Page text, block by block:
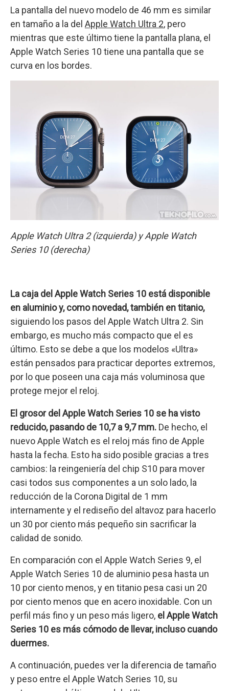
La pantalla del nuevo modelo de 46 mm es similar
en tamaño a la del Apple Watch Ultra 2, pero
mientras que este último tiene la pantalla plana, el
Apple Watch Series 10 tiene una pantalla que se
curva en los bordes.
Apple Watch Ultra 2 (izquierda) y Apple Watch
Series 10 (derecha)
La caja del Apple Watch Series 10 está disponible
en aluminio y, como novedad, también en titanio,
siguiendo los pasos del Apple Watch Ultra 2. Sin
embargo, es mucho más compacto que el es
último. Esto se debe a que los modelos «Ultra»
están pensados para practicar deportes extremos,
por lo que poseen una caja más voluminosa que
protege mejor el reloj.
El grosor del Apple Watch Series 10 se ha visto
reducido, pasando de 10,7 a 9,7 mm. De hecho, el
nuevo Apple Watch es el reloj más fino de Apple
hasta la fecha. Esto ha sido posible gracias a tres
cambios: la reingeniería del chip S10 para mover
casi todos sus componentes a un solo lado, la
reducción de la Corona Digital de 1 mm
internamente y el rediseño del altavoz para hacerlo
un 30 por ciento más pequeño sin sacrificar la
calidad de sonido.
En comparación con el Apple Watch Series 9, el
Apple Watch Series 10 de aluminio pesa hasta un
10 por ciento menos, y en titanio pesa casi un 20
por ciento menos que en acero inoxidable. Con un
perfil más fino y un peso más ligero, el Apple Watch
Series 10 es más cómodo de llevar, incluso cuando
duermes.
A continuación, puedes ver la diferencia de tamaño
y peso entre el Apple Watch Series 10, su